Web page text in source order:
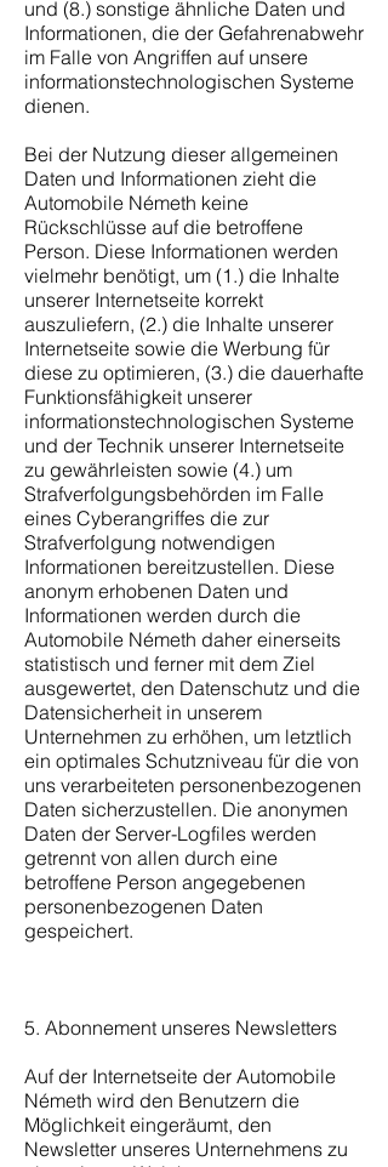
und (8.) sonstige ähnliche Daten und
Informationen, die der Gefahrenabwehr
im Falle von Angriffen auf unsere
informationstechnologischen Systeme
dienen.
Bei der Nutzung dieser allgemeinen
Daten und Informationen zieht die
Automobile Németh keine
Rückschlüsse auf die betroffene
Person. Diese Informationen werden
vielmehr benötigt, um (1.) die Inhalte
unserer Internetseite korrekt
auszuliefern, (2.) die Inhalte unserer
Internetseite sowie die Werbung für
diese zu optimieren, (3.) die dauerhafte
Funktionsfähigkeit unserer
informationstechnologischen Systeme
und der Technik unserer Internetseite
zu gewährleisten sowie (4.) um
Strafverfolgungsbehörden im Falle
eines Cyberangriffes die zur
Strafverfolgung notwendigen
Informationen bereitzustellen. Diese
anonym erhobenen Daten und
Informationen werden durch die
Automobile Németh daher einerseits
statistisch und ferner mit dem Ziel
ausgewertet, den Datenschutz und die
Datensicherheit in unserem
Unternehmen zu erhöhen, um letztlich
ein optimales Schutzniveau für die von
uns verarbeiteten personenbezogenen
Daten sicherzustellen. Die anonymen
Daten der Server-Logfiles werden
getrennt von allen durch eine
betroffene Person angegebenen
personenbezogenen Daten
gespeichert.
5. Abonnement unseres Newsletters
Auf der Internetseite der Automobile
Németh wird den Benutzern die
Möglichkeit eingeräumt, den
Newsletter unseres Unternehmens zu